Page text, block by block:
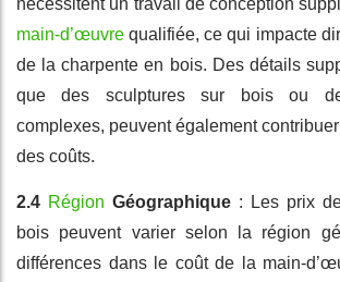
nécessitent un travail de conception
main-d’œuvre qualifiée, ce qui impacte
de la charpente en bois. Des détails
que des sculptures sur bois ou
complexes, peuvent également
des coûts.
2.4 Région Géographique : Les prix
bois peuvent varier selon la région
différences dans le coût de la main-